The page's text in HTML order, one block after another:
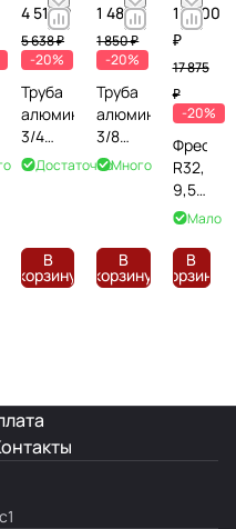
4 510 ₽
5 638 ₽
-20%
Труба
алюминиевая
3/4
(15м)
Достаточно
В
корзину
1 480 ₽
1 850 ₽
-20%
Труба
алюминиевая
3/8
(15м)
Много
В
корзину
14 300
₽
17 875
₽
-20%
Фреон
R32,
9,5
кгМало
В
корзину